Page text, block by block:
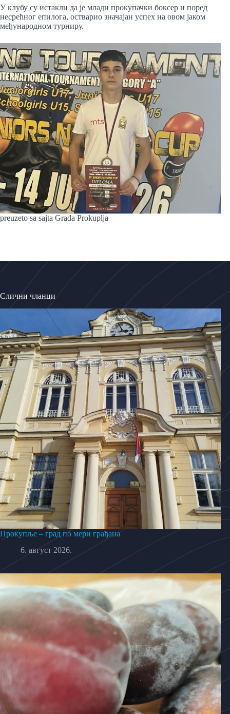
У клубу су истакли да је млади прокупачки боксер и поред
несрећног епилога, остварио значајан успех на овом јаком
међународном турниру.
preuzeto sa sajta Grada Prokuplja
Слични чланци
Прокупље – град по мери грађана
6. август 2026.